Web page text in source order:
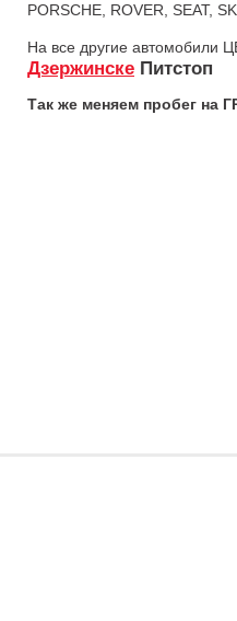
PORSCHE, ROVER, SEAT,
На все другие автомобили
Дзержинске Питстоп
Так же меняем пробег